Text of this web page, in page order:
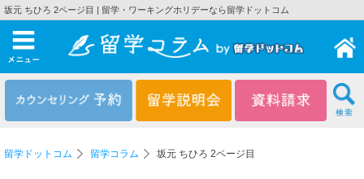
坂元 ちひろ 2ページ目 | 留学・ワーキングホリデーなら留学ドットコム
メニュー
留学ドットコム 留学コラム 坂元 ちひろ 2ページ目